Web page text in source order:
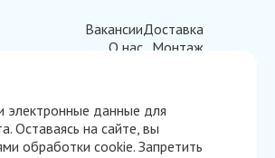
Вакансии
О нас
Доставка
Монтаж
электронные данные для
Оставаясь на сайте, вы
обработки cookie. Запретить